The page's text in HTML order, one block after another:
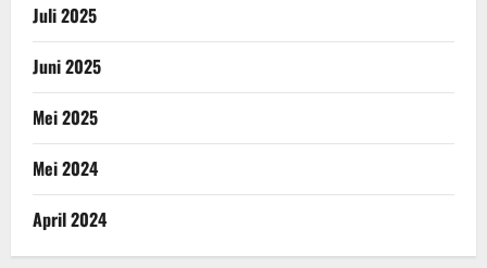
Juli 2025
Juni 2025
Mei 2025
Mei 2024
April 2024